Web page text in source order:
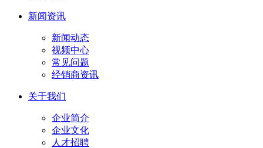
新闻资讯
新闻动态
视频中心
常见问题
经销商资讯
关于我们
企业简介
企业文化
人才招聘